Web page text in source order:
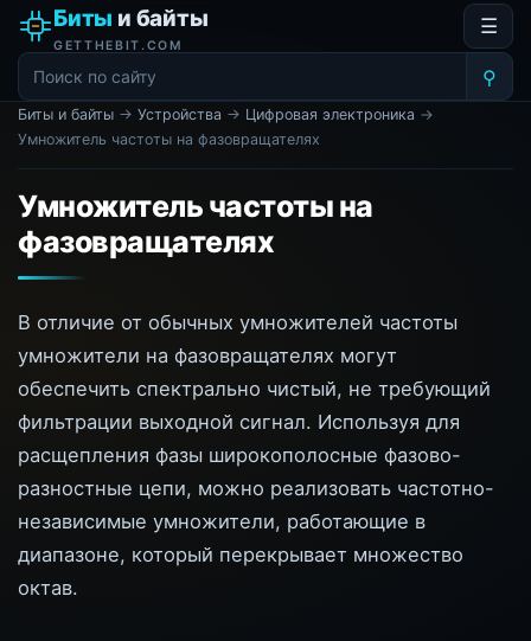
Биты и байты
GETTHEBIT.COM
☰
⚲
Биты и байты → Устройства → Цифровая электроника →
Умножитель частоты на фазовращателях
Умножитель частоты на
фазовращателях
В отличие от обычных умножителей частоты
умножители на фазовращателях могут
обеспечить спектрально чистый, не требующий
фильтрации выходной сигнал. Используя для
расщепления фазы широкополосные фазово-
разностные цепи, можно реализовать частотно-
независимые умножители, работающие в
диапазоне, который перекрывает множество
октав.